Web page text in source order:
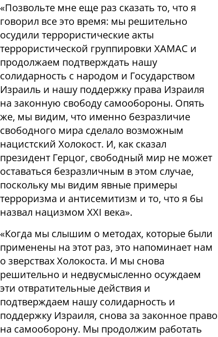
«Позвольте мне еще раз сказать то, что я
говорил все это время: мы решительно
осудили террористические акты
террористической группировки ХАМАС и
продолжаем подтверждать нашу
солидарность с народом и Государством
Израиль и нашу поддержку права Израиля
на законную свободу самообороны. Опять
же, мы видим, что именно безразличие
свободного мира сделало возможным
нацистский Холокост. И, как сказал
президент Герцог, свободный мир не может
оставаться безразличным в этом случае,
поскольку мы видим явные примеры
терроризма и антисемитизм и то, что я бы
назвал нацизмом XXI века».
«Когда мы слышим о методах, которые были
применены на этот раз, это напоминает нам
о зверствах Холокоста. И мы снова
решительно и недвусмысленно осуждаем
эти отвратительные действия и
подтверждаем нашу солидарность и
поддержку Израиля, снова за законное право
на самооборону. Мы продолжим работать